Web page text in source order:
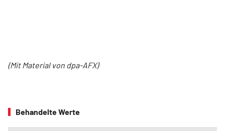
(Mit Material von dpa-AFX)
Behandelte Werte